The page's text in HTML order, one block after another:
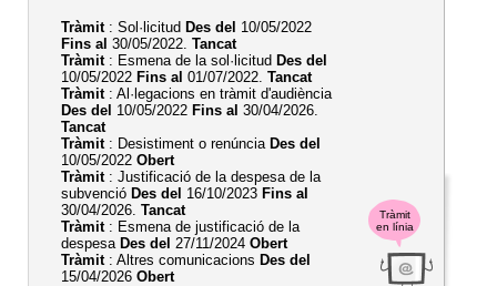
Tràmit
en línia
Tràmit: Sol·licitud Des del 10/05/2022
Fins al 30/05/2022. Tancat
Tràmit: Esmena de la sol·licitud Des del
10/05/2022 Fins al 01/07/2022. Tancat
Tràmit: Al·legacions en tràmit d'audiència
Des del 10/05/2022 Fins al 30/04/2026.
Tancat
Tràmit: Desistiment o renúncia Des del
10/05/2022 Obert
Tràmit: Justificació de la despesa de la
subvenció Des del 16/10/2023 Fins al
30/04/2026. Tancat
Tràmit: Esmena de justificació de la
despesa Des del 27/11/2024 Obert
Tràmit: Altres comunicacions Des del
15/04/2026 Obert